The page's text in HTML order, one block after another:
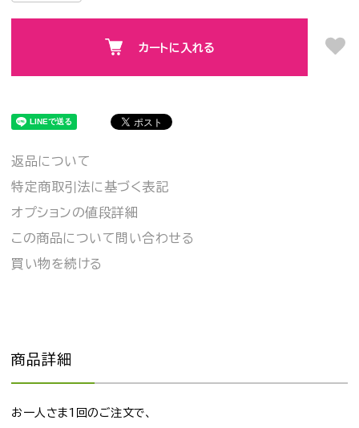
カートに入れる
返品について
特定商取引法に基づく表記
オプションの値段詳細
この商品について問い合わせる
買い物を続ける
商品詳細
お一人さま1回のご注文で、